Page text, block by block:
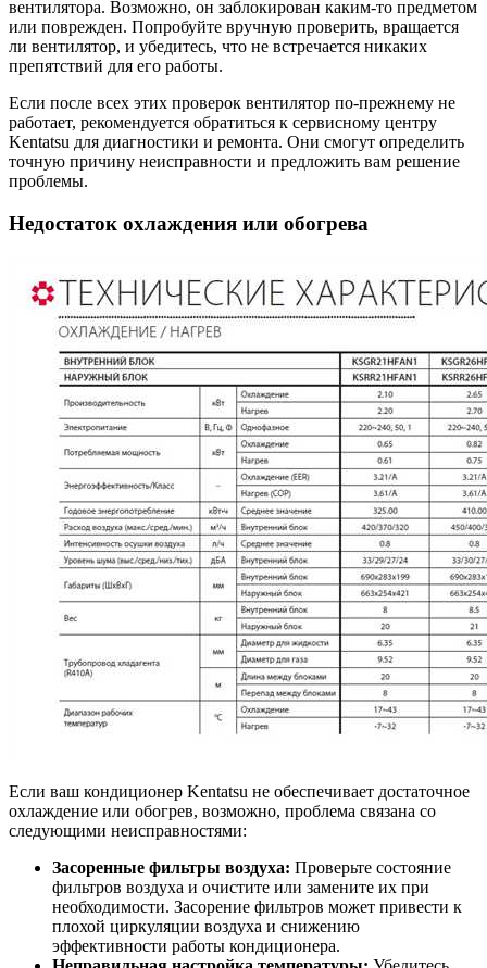
вентилятора. Возможно, он заблокирован каким-то предметом
или поврежден. Попробуйте вручную проверить, вращается
ли вентилятор, и убедитесь, что не встречается никаких
препятствий для его работы.
Если после всех этих проверок вентилятор по-прежнему не
работает, рекомендуется обратиться к сервисному центру
Kentatsu для диагностики и ремонта. Они смогут определить
точную причину неисправности и предложить вам решение
проблемы.
Недостаток охлаждения или обогрева
Если ваш кондиционер Kentatsu не обеспечивает достаточное
охлаждение или обогрев, возможно, проблема связана со
следующими неисправностями:
Засоренные фильтры воздуха: Проверьте состояние
фильтров воздуха и очистите или замените их при
необходимости. Засорение фильтров может привести к
плохой циркуляции воздуха и снижению
эффективности работы кондиционера.